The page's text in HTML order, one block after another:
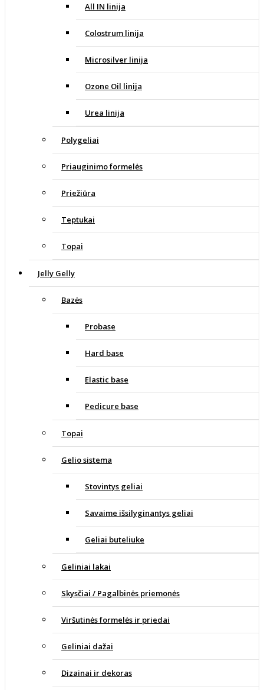
All IN linija
Colostrum linija
Microsilver linija
Ozone Oil linija
Urea linija
Polygeliai
Priauginimo formelės
Priežiūra
Teptukai
Topai
Jelly Gelly
Bazės
Probase
Hard base
Elastic base
Pedicure base
Topai
Gelio sistema
Stovintys geliai
Savaime išsilyginantys geliai
Geliai buteliuke
Geliniai lakai
Skysčiai / Pagalbinės priemonės
Viršutinės formelės ir priedai
Geliniai dažai
Dizainai ir dekoras